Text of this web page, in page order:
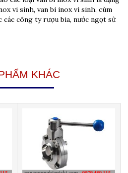
vi sinh, van bi inox vi sinh, cùm
các công ty rượu bia, nước ngọt sử
KHÁC